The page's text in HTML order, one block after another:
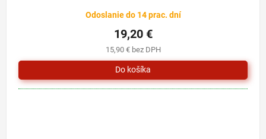
Odoslanie do 14 prac. dní
15,90 € bez DPH
19,20 €